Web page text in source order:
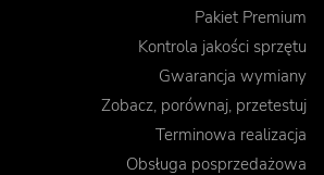
Pakiet Premium
Kontrola jakości sprzętu
Gwarancja wymiany
Zobacz, porównaj, przetestuj
Terminowa realizacja
Obsługa posprzedażowa